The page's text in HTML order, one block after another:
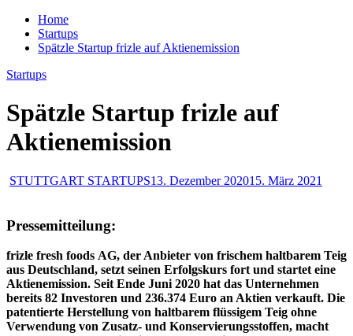
Home
Startups
Spätzle Startup frizle auf Aktienemission
Startups
Spätzle Startup frizle auf
Aktienemission
STUTTGART STARTUPS13. Dezember 202015. März 2021
Pressemitteilung:
frizle fresh foods AG, der Anbieter von frischem haltbarem Teig
aus Deutschland, setzt seinen Erfolgskurs fort und startet eine
Aktienemission. Seit Ende Juni 2020 hat das Unternehmen
bereits 82 Investoren und 236.374 Euro an Aktien verkauft. Die
patentierte Herstellung von haltbarem flüssigem Teig ohne
Verwendung von Zusatz- und Konservierungsstoffen, macht